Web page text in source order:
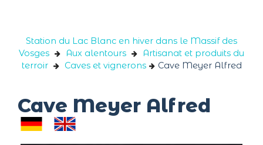
Station du Lac Blanc en hiver dans le Massif des
Vosges
Aux alentours
Artisanat et produits du
terroir
Caves et vignerons Cave Meyer Alfred
Cave Meyer Alfred